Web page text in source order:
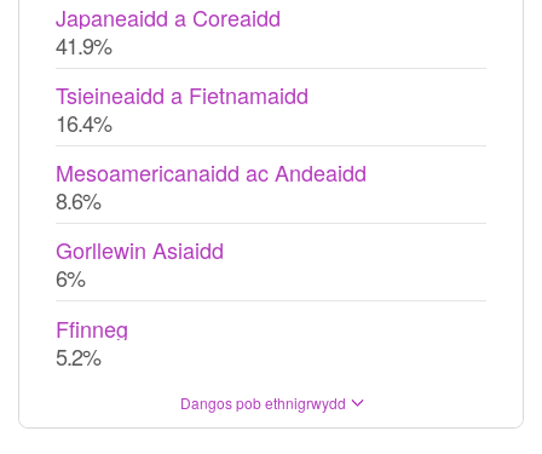
Japaneaidd a Coreaidd
41.9%
Tsieineaidd a Fietnamaidd
16.4%
Mesoamericanaidd ac Andeaidd
8.6%
Gorllewin Asiaidd
6%
Ffinneg
5.2%
Dangos pob ethnigrwydd